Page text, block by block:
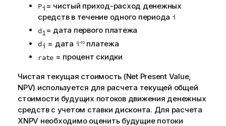
р
м
а
ц
и
Pi = чистый приход-расход денежных
средств в течение одного периода i
d1= дата первого платежа
di = дата i-гоплатежа
rate = процент скидки
Чистая текущая стоимость (Net Present Value,
NPV) используется для расчета текущей общей
стоимости будущих потоков движения денежных
средств с учетом ставки дисконта. Для расчета
XNPV необходимо оценить будущие потоки